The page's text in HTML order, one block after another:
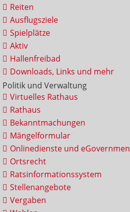
Reiten
Ausflugsziele
Spielplätze
Aktiv
Hallenfreibad
Downloads, Links und mehr
Politik und Verwaltung
Virtuelles Rathaus
Rathaus
Bekanntmachungen
Mängelformular
Onlinedienste und
Ortsrecht
Ratsinformationssystem
Stellenangebote
Vergaben